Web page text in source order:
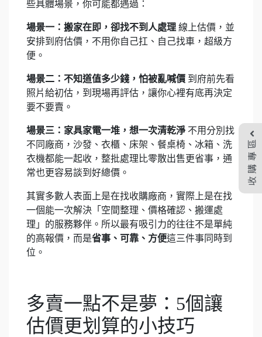
些具體場景，你可能都遇過：
場景一：搬家在即，卻找不到人處理 線上估價，並
安排到府估價，不用你自己扛、自己找車，超級方
便。
場景二：不知道值多少錢，怕被亂喊價 到府前先看
照片給初估，到現場再評估，讓你心裡有底再決定
要不要賣。
場景三：家具家電一堆，想一次清乾淨 不用分別找
不同廠商，沙發、衣櫃、床架、餐桌椅、冰箱、洗
衣機都能一起收，整批處理比零散出售更省事，通
常也更容易談到好總價。
其實多數人表面上是在找收購廠商，實際上是在找
一個能一次解決「空間整理、價格確認、搬運處
理」的服務夥伴。所以最有吸引力的往往不是單純
的高報價，而是省事、可靠、方便這三件事同時到
位。
多賣一點不是夢：5個讓
估價更划算的小技巧
收購專區